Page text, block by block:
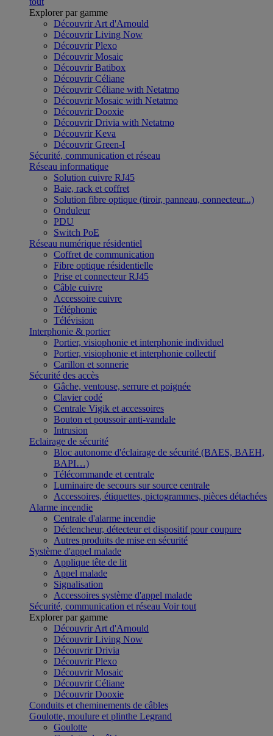
Explorer par gamme
Découvrir Art d'Arnould
Découvrir Living Now
Découvrir Plexo
Découvrir Mosaic
Découvrir Batibox
Découvrir Céliane
Découvrir Céliane with Netatmo
Découvrir Mosaic with Netatmo
Découvrir Dooxie
Découvrir Drivia with Netatmo
Découvrir Keva
Découvrir Green-I
Sécurité, communication et réseau
Réseau informatique
Solution cuivre RJ45
Baie, rack et coffret
Solution fibre optique (tiroir, panneau, connecteur...)
Onduleur
PDU
Switch PoE
Réseau numérique résidentiel
Coffret de communication
Fibre optique résidentielle
Prise et connecteur RJ45
Câble cuivre
Accessoire cuivre
Téléphonie
Télévision
Interphonie & portier
Portier, visiophonie et interphonie individuel
Portier, visiophonie et interphonie collectif
Carillon et sonnerie
Sécurité des accès
Gâche, ventouse, serrure et poignée
Clavier codé
Centrale Vigik et accessoires
Bouton et poussoir anti-vandale
Intrusion
Eclairage de sécurité
Bloc autonome d'éclairage de sécurité (BAES, BAEH,
BAPI…)
Télécommande et centrale
Luminaire de secours sur source centrale
Accessoires, étiquettes, pictogrammes, pièces détachées
Alarme incendie
Centrale d'alarme incendie
Déclencheur, détecteur et dispositif pour coupure
Autres produits de mise en sécurité
Système d'appel malade
Applique tête de lit
Appel malade
Signalisation
Accessoires système d'appel malade
Sécurité, communication et réseau Voir tout
Explorer par gamme
Découvrir Art d'Arnould
Découvrir Living Now
Découvrir Drivia
Découvrir Plexo
Découvrir Mosaic
Découvrir Céliane
Découvrir Dooxie
Conduits et cheminements de câbles
Goulotte, moulure et plinthe Legrand
Goulotte